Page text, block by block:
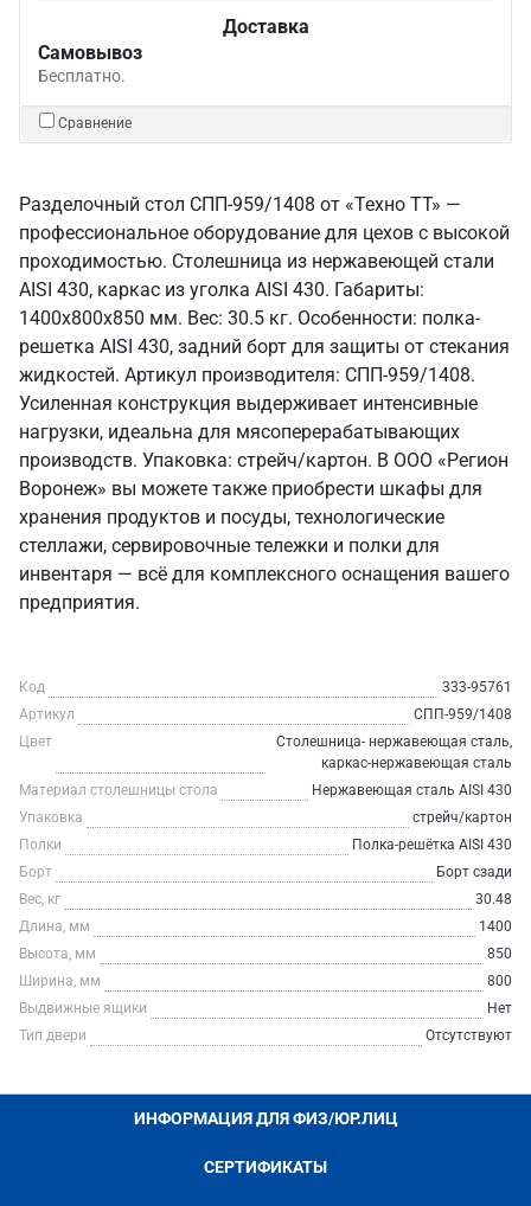
Доставка
Самовывоз
Бесплатно.
Сравнение
Разделочный стол СПП-959/1408 от «Техно ТТ» —
профессиональное оборудование для цехов с высокой
проходимостью. Столешница из нержавеющей стали
AISI 430, каркас из уголка AISI 430. Габариты:
1400x800x850 мм. Вес: 30.5 кг. Особенности: полка-
решетка AISI 430, задний борт для защиты от стекания
жидкостей. Артикул производителя: СПП-959/1408.
Усиленная конструкция выдерживает интенсивные
нагрузки, идеальна для мясоперерабатывающих
производств. Упаковка: стрейч/картон. В ООО «Регион
Воронеж» вы можете также приобрести шкафы для
хранения продуктов и посуды, технологические
стеллажи, сервировочные тележки и полки для
инвентаря — всё для комплексного оснащения вашего
предприятия.
Код
333-95761
Артикул
СПП-959/1408
Цвет
Столешница- нержавеющая сталь,
каркас-нержавеющая сталь
Материал столешницы стола
Нержавеющая сталь AISI 430
Упаковка
стрейч/картон
Полки
Полка-решётка AISI 430
Борт
Борт сзади
Вес, кг
30.48
Длина, мм
1400
Высота, мм
850
Ширина, мм
800
Выдвижные ящики
Нет
Тип двери
Отсутствуют
ИНФОРМАЦИЯ ДЛЯ ФИЗ/ЮР.ЛИЦ
СЕРТИФИКАТЫ